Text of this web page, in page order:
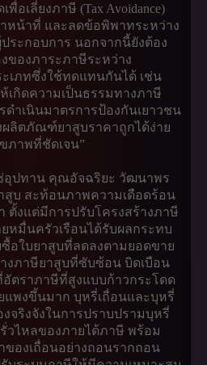
อเลี่ยงภาษี (Tax Avoidance)
หน้าที่ และลดข้อพิพาทระหว่าง
ระกอบการ นอกจากนี้ยังต้อง
องภาระภาษีระหว่าง
เภทซึ่งใช้ทดแทนกันได้ เช่น
เกิดความเป็นธรรมทางภาษี
ำเนินมาตรการป้องกันเยาวชน
ผลิตภัณฑ์ยาสูบราคาถูกได้ง่าย
ภาพที่ชัดเจน”
อุปทาน คุณอัจฉริยะ วัฒนาพร
บ สะท้อนภาพความเดือดร้อน
ตั้งแต่มีการปรับโครงสร้างภาษี
ยหมื่นครัวเรือนได้รับผลกระทบ
อใบยาสูบที่ลดลงตามยอดขาย
งภาษียาสูบที่ซับซ้อน บิดเบือน
ตราภาษีที่สูงแบบก้าวกระโดด
พงขึ้นมาก บุหรี่เถื่อนและบุหรี่
จริงจังในการปราบปรามบุหรี่
วไหลของภายได้ภาษี พร้อม
องเถื่อนอย่างถอนรากถอน